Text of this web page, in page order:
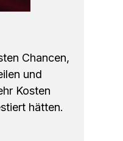
Chancen,
und
Kosten
hätten.